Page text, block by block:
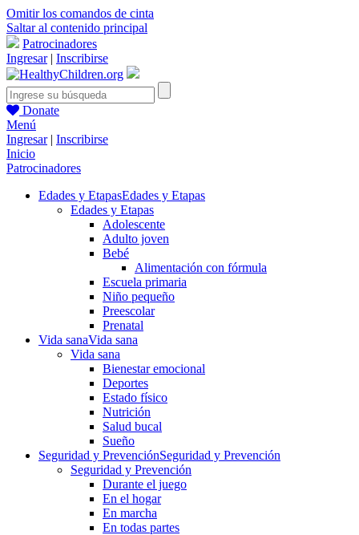
Omitir los comandos de cinta
Saltar al contenido principal
Patrocinadores
Ingresar| Inscribirse
Donate
Menú
Ingresar| Inscribirse
Inicio
Patrocinadores
Edades y EtapasEdades y Etapas
Edades y Etapas
Adolescente
Adulto joven
Bebé
Alimentación con fórmula
Escuela primaria
Niño pequeño
Preescolar
Prenatal
Vida sanaVida sana
Vida sana
Bienestar emocional
Deportes
Estado físico
Nutrición
Salud bucal
Sueño
Seguridad y PrevenciónSeguridad y Prevención
Seguridad y Prevención
Durante el juego
En el hogar
En marcha
En todas partes